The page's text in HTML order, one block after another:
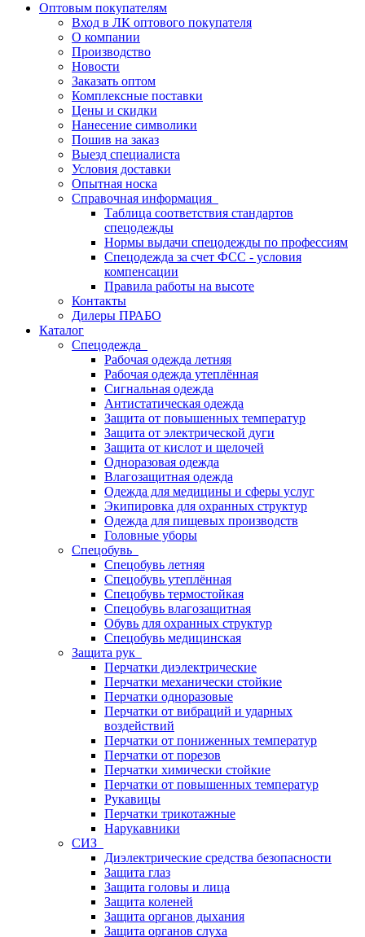
Оптовым покупателям
Вход в ЛК оптового покупателя
О компании
Производство
Новости
Заказать оптом
Комплексные поставки
Цены и скидки
Нанесение символики
Пошив на заказ
Выезд специалиста
Условия доставки
Опытная носка
Справочная информация
Таблица соответствия стандартов
спецодежды
Нормы выдачи спецодежды по профессиям
Спецодежда за счет ФСС - условия
компенсации
Правила работы на высоте
Контакты
Дилеры ПРАБО
Каталог
Спецодежда
Рабочая одежда летняя
Рабочая одежда утеплённая
Сигнальная одежда
Антистатическая одежда
Защита от повышенных температур
Защита от электрической дуги
Защита от кислот и щелочей
Одноразовая одежда
Влагозащитная одежда
Одежда для медицины и сферы услуг
Экипировка для охранных структур
Одежда для пищевых производств
Головные уборы
Спецобувь
Спецобувь летняя
Спецобувь утеплённая
Спецобувь термостойкая
Спецобувь влагозащитная
Обувь для охранных структур
Спецобувь медицинская
Защита рук
Перчатки диэлектрические
Перчатки механически стойкие
Перчатки одноразовые
Перчатки от вибраций и ударных
воздействий
Перчатки от пониженных температур
Перчатки от порезов
Перчатки химически стойкие
Перчатки от повышенных температур
Рукавицы
Перчатки трикотажные
Нарукавники
СИЗ
Диэлектрические средства безопасности
Защита глаз
Защита головы и лица
Защита коленей
Защита органов дыхания
Защита органов слуха